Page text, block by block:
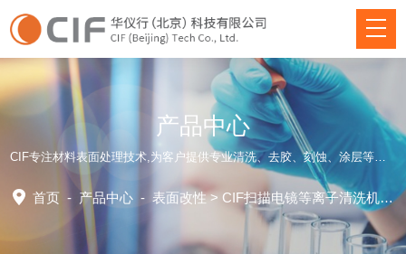
产品中心
CIF专注材料表面处理技术,为客户提供专业清洗、去胶、刻蚀、涂层等方面仪器装备和应用工艺解决方案！
首页 - 产品中心 -表面改性> CIF扫描电镜等离子清洗机>